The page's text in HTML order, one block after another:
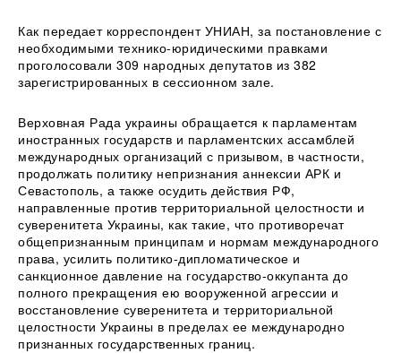
Как передает корреспондент УНИАН, за постановление с
необходимыми технико-юридическими правками
проголосовали 309 народных депутатов из 382
зарегистрированных в сессионном зале.
Верховная Рада украины обращается к парламентам
иностранных государств и парламентских ассамблей
международных организаций с призывом, в частности,
продолжать политику непризнания аннексии АРК и
Севастополь, а также осудить действия РФ,
направленные против территориальной целостности и
суверенитета Украины, как такие, что противоречат
общепризнанным принципам и нормам международного
права, усилить политико-дипломатическое и
санкционное давление на государство-оккупанта до
полного прекращения ею вооруженной агрессии и
восстановление суверенитета и территориальной
целостности Украины в пределах ее международно
признанных государственных границ.